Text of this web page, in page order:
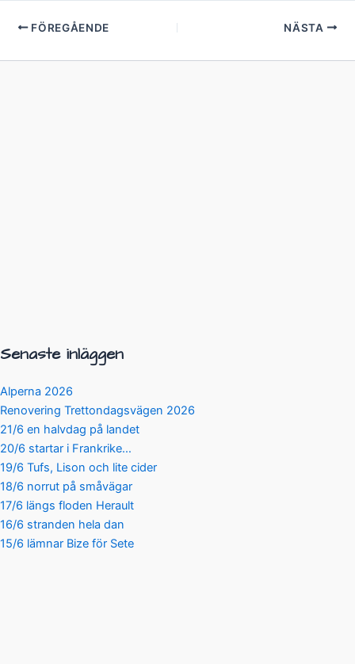
FÖREGÅENDE NÄSTA
Senaste inläggen
Alperna 2026
Renovering Trettondagsvägen 2026
21/6 en halvdag på landet
20/6 startar i Frankrike…
19/6 Tufs, Lison och lite cider
18/6 norrut på småvägar
17/6 längs floden Herault
16/6 stranden hela dan
15/6 lämnar Bize för Sete